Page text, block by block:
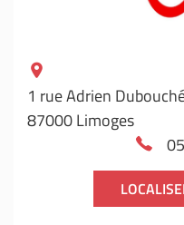
1 rue Adrien
87000 Limoges